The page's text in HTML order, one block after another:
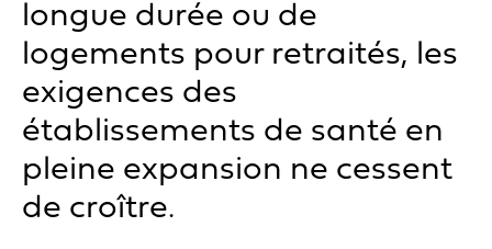
longue durée ou de
logements pour retraités, les
exigences des
établissements de santé en
pleine expansion ne cessent
de croître.